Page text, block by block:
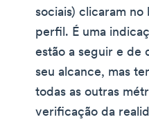
sociais) clicaram
perfil. É uma
estão a seguir e de
seu alcance, mas
todas as outras
verificação da